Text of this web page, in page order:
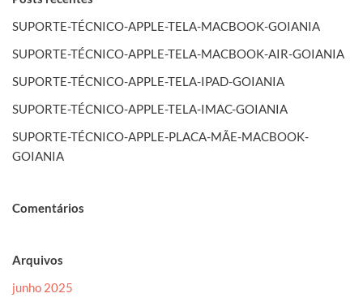
SUPORTE-TÉCNICO-APPLE-TELA-MACBOOK-GOIANIA
SUPORTE-TÉCNICO-APPLE-TELA-MACBOOK-AIR-GOIANIA
SUPORTE-TÉCNICO-APPLE-TELA-IPAD-GOIANIA
SUPORTE-TÉCNICO-APPLE-TELA-IMAC-GOIANIA
SUPORTE-TÉCNICO-APPLE-PLACA-MÃE-MACBOOK-
GOIANIA
Comentários
Arquivos
junho 2025